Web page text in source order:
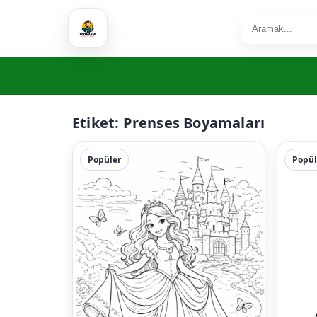
Etiket: Prenses Boyamaları
Popüler